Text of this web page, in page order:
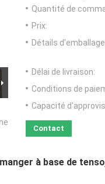
Quantité de
Prix:
Détails
Délai de livraison:
Conditions de
Capacité
Contact
à base de